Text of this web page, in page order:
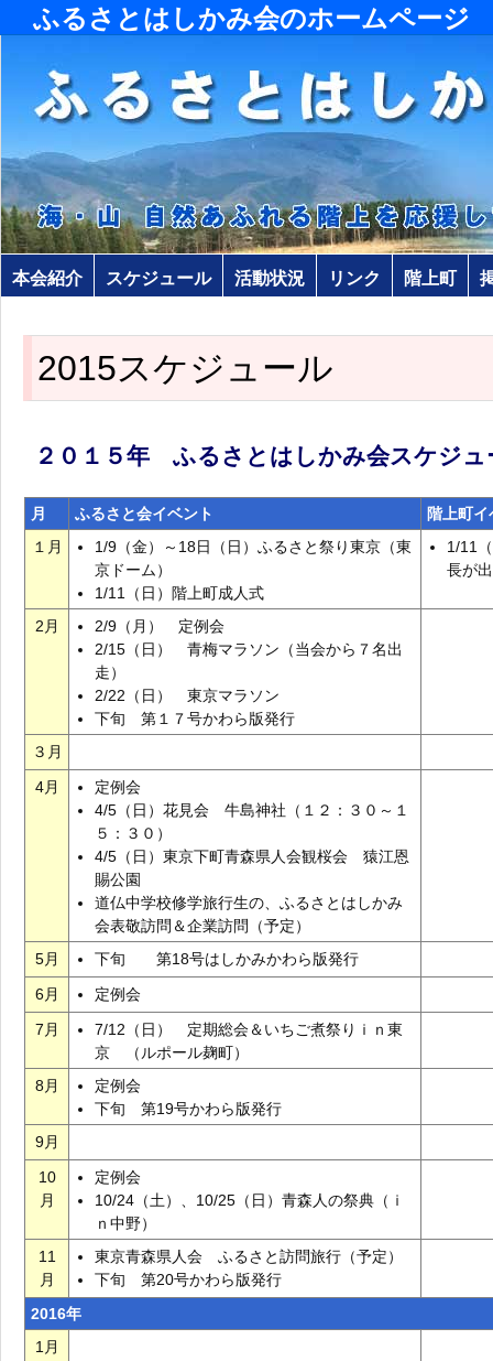
ふるさとはしかみ会のホームページ
本会紹介 スケジュール 活動状況 リンク 階上町
2015スケジュール
２０１５年 ふるさとはしかみ会スケジュ
月 ふるさと会イベント
階上町
１月
1/9（金）～18日（日）ふるさと祭り東京（東
京ドーム）
1/11（日）階上町成人式
1/11
長が
2月
2/9（月） 定例会
2/15（日） 青梅マラソン（当会から７名出
走）
2/22（日） 東京マラソン
下旬 第１７号かわら版発行
３月
4月
定例会
4/5（日）花見会 牛島神社（１２：３０～１
５：３０）
4/5（日）東京下町青森県人会観桜会 猿江恩
賜公園
道仏中学校修学旅行生の、ふるさとはしかみ
会表敬訪問＆企業訪問（予定）
5月
下旬 第18号はしかみかわら版発行
6月
定例会
7月
7/12（日） 定期総会＆いちご煮祭りｉｎ東
京 （ルポール麹町）
8月
定例会
下旬 第19号かわら版発行
9月
10
月
定例会
10/24（土）、10/25（日）青森人の祭典（ｉ
ｎ中野）
11
月
東京青森県人会 ふるさと訪問旅行（予定）
下旬 第20号かわら版発行
2016年
1月